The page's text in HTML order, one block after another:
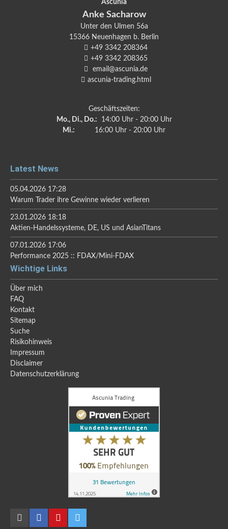
Ascunia
Anke Sacharow
Unter den Ulmen 56a
15366 Neuenhagen b. Berlin
+49 3342 208364
+49 3342 208365
email@ascunia.de
ascunia-trading.html
Geschäftszeiten:
Mo., Di., Do.: 14:00 Uhr - 20:00 Uhr
Mi.:
16:00 Uhr - 20:00 Uhr
Latest News
05.04.2026 17:28
Warum Trader ihre Gewinne wieder verlieren
23.01.2026 18:18
Aktien-Handelssysteme, DE, US und AsianTitans
07.01.2026 17:06
Performance 2025 :: FDAX/Mini-FDAX
Wichtige Links
Über mich
FAQ
Kontakt
Sitemap
Suche
Risikohinweis
Impressum
Disclaimer
Datenschutzerklärung